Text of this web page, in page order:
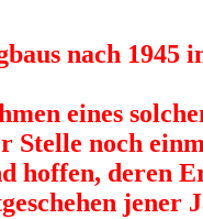
nach
eines
Stelle noch
hoffen,
jener